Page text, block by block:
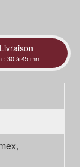
Livraison
: 30 à 45 mn